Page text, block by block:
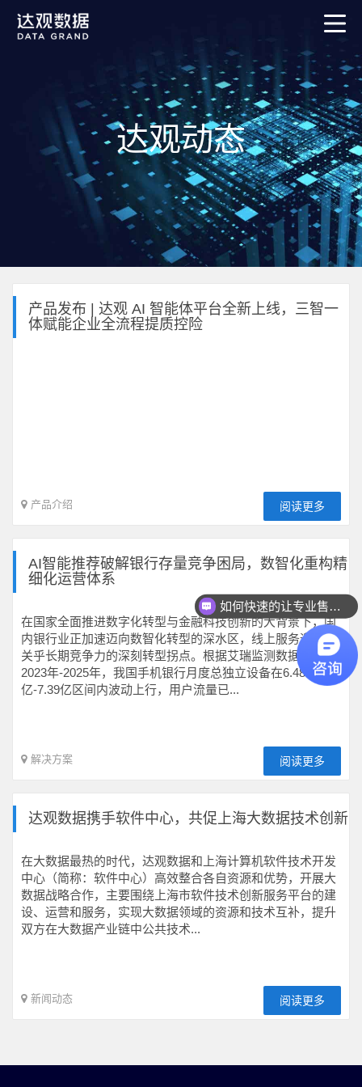
达观动态
产品发布 | 达观 AI 智能体平台全新上线，三智一
体赋能企业全流程提质控险
产品介绍 阅读更多
AI智能推荐破解银行存量竞争困局，数智化重构精
细化运营体系
在国家全面推进数字化转型与金融科技创新的大背景下，国
内银行业正加速迈向数智化转型的深水区，线上服务迎来了
关乎长期竞争力的深刻转型拐点。根据艾瑞监测数据，在
2023年-2025年，我国手机银行月度总独立设备在6.48
亿-7.39亿区间内波动上行，用户流量已...
解决方案 阅读更多
达观数据携手软件中心，共促上海大数据技术创新
在大数据最热的时代，达观数据和上海计算机软件技术开发
中心（简称：软件中心）高效整合各自资源和优势，开展大
数据战略合作，主要围绕上海市软件技术创新服务平台的建
设、运营和服务，实现大数据领域的资源和技术互补，提升
双方在大数据产业链中公共技术...
新闻动态 阅读更多
如何快速的让专业售前联系我？